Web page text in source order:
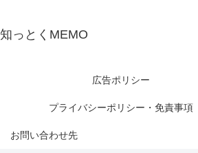
知っとくMEMO
広告ポリシー
プライバシーポリシー・免責事項
お問い合わせ先